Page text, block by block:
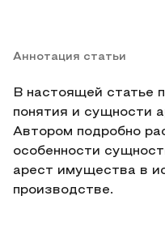
Аннотация статьи
В настоящей статье
понятия и сущности
Автором подробно
особенности
арест имущества в
производстве.